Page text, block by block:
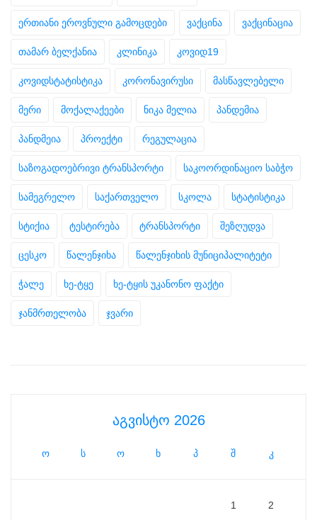
ერთიანი ეროვნული გამოცდები ვაქცინა ვაქცინაცია
თამარ ბელქანია კლინიკა კოვიდ19
კოვიდსტატისტიკა კორონავირუსი მასწავლებელი
მერი მოქალაქეები ნიკა მელია პანდემია
პანდმეია პროექტი რეგულაცია
საზოგადოებრივი ტრანსპორტი საკოორდინაციო საბჭო
სამეგრელო საქართველო სკოლა სტატისტიკა
სტიქია ტესტირება ტრანსპორტი შეზღუდვა
ცესკო წალენჯიხა წალენჯიხის მუნიციპალიტეტი
ჭალე ხე-ტყე ხე-ტყის უკანონო ფაქტი
ჯანმრთელობა ჯვარი
აგვისტო 2026
ო ს ო ხ პ შ კ
1 2